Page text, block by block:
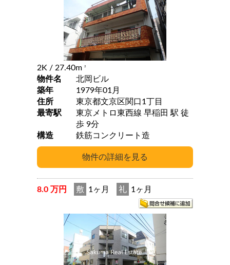
2K / 27.40m 2
物件名
北岡ビル
築年
1979年01月
住所
東京都文京区関口1丁目
最寄駅
東京メトロ東西線 早稲田 駅 徒
歩 9分
構造
鉄筋コンクリート造
8.0 万円 敷 1ヶ月 礼 1ヶ月